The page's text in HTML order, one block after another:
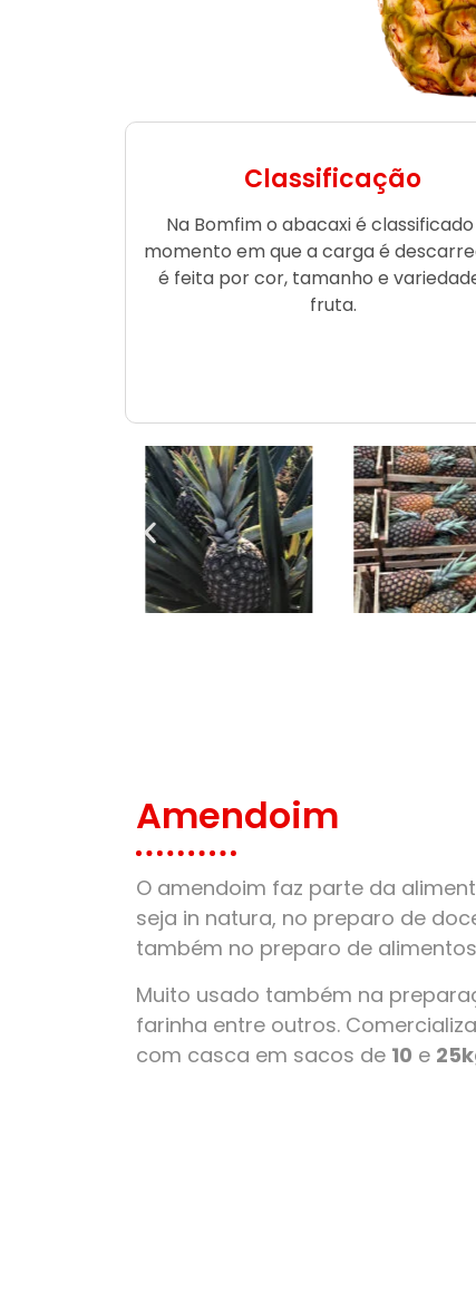
Classificação
Na Bomfim o abacaxi é
momento em que a carga é
é feita por cor, tamanho e
fruta.
Amendoim
O amendoim faz parte da
seja in natura, no preparo de
também no preparo de
Muito usado também na
farinha entre outros.
com casca em sacos de 10 e